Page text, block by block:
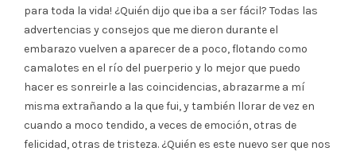
para toda la vida! ¿Quién dijo que iba a ser fácil? Todas las
advertencias y consejos que me dieron durante el
embarazo vuelven a aparecer de a poco, flotando como
camalotes en el río del puerperio y lo mejor que puedo
hacer es sonreirle a las coincidencias, abrazarme a mí
misma extrañando a la que fui, y también llorar de vez en
cuando a moco tendido, a veces de emoción, otras de
felicidad, otras de tristeza. ¿Quién es este nuevo ser que nos